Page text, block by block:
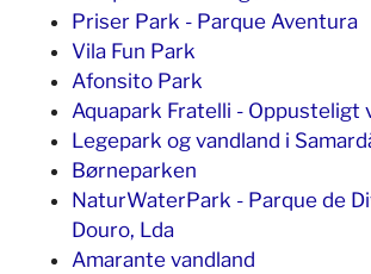
Priser Park - Parque Aventura
Vila Fun Park
Afonsito Park
Aquapark Fratelli - Oppusteligt
Legepark og vandland i
Børneparken
NaturWaterPark - Parque de
Douro, Lda
Amarante vandland